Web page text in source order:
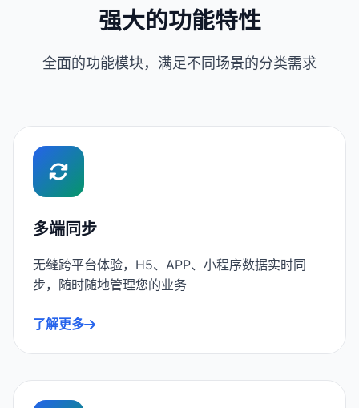
强大的功能特性
全面的功能模块，满足不同场景的分类需求
多端同步
无缝跨平台体验，H5、APP、小程序数据实时同
步，随时随地管理您的业务
了解更多